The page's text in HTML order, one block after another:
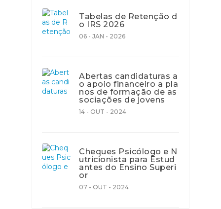
Tabelas de Retenção d
o IRS 2026
06 - JAN - 2026
Abertas candidaturas a
o apoio financeiro a pla
nos de formação de as
sociações de jovens
14 - OUT - 2024
Cheques Psicólogo e N
utricionista para Estud
antes do Ensino Superi
or
07 - OUT - 2024